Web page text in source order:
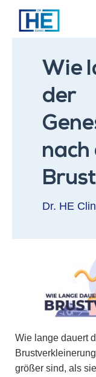
Wie
der
nach
Dr. HE
Wie lange dauert
größer sind, als